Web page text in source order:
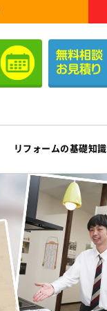
リフォームの基礎知識